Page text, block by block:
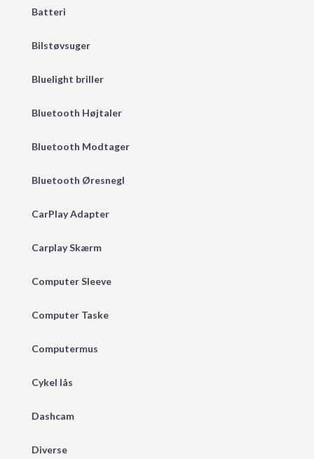
Batteri
Bilstøvsuger
Bluelight briller
Bluetooth Højtaler
Bluetooth Modtager
Bluetooth Øresnegl
CarPlay Adapter
Carplay Skærm
Computer Sleeve
Computer Taske
Computermus
Cykel lås
Dashcam
Diverse